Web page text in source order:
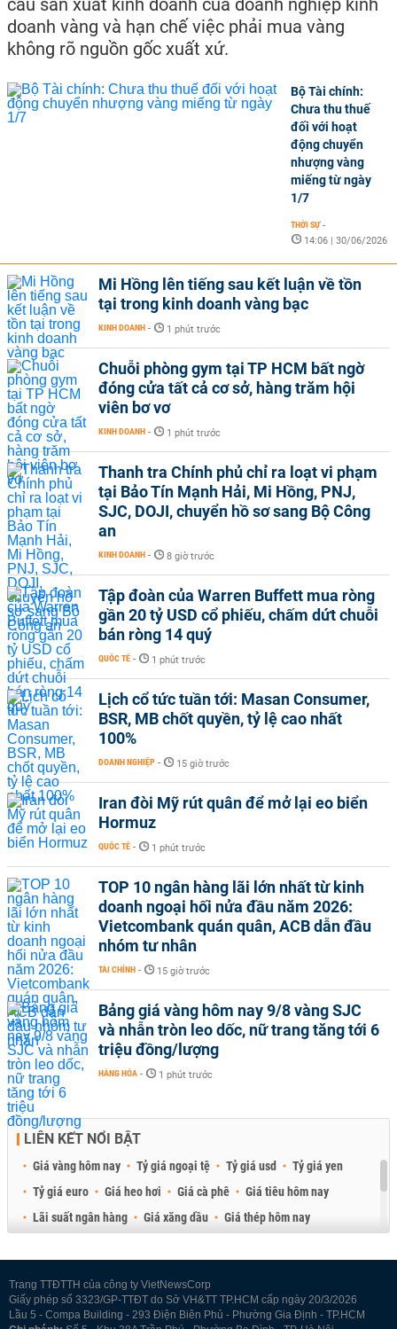
doanh vàng và hạn chế việc phải mua vàng
không rõ nguồn gốc xuất xứ.
Bộ Tài chính:
Chưa thu thuế
đối với hoạt
động chuyển
nhượng vàng
miếng từ ngày
1/7
THỜI SỰ -
14:06 | 30/06/2026
Mi Hồng lên tiếng sau kết luận về tồn
tại trong kinh doanh vàng bạc
KINH DOANH - 1 phút trước
Chuỗi phòng gym tại TP HCM bất ngờ
đóng cửa tất cả cơ sở, hàng trăm hội
viên bơ vơ
KINH DOANH - 1 phút trước
Thanh tra Chính phủ chỉ ra loạt vi phạm
tại Bảo Tín Mạnh Hải, Mi Hồng, PNJ,
SJC, DOJI, chuyển hồ sơ sang Bộ Công
an
KINH DOANH - 8 giờ trước
Tập đoàn của Warren Buffett mua ròng
gần 20 tỷ USD cổ phiếu, chấm dứt chuỗi
bán ròng 14 quý
QUỐC TẾ - 1 phút trước
Lịch cổ tức tuần tới: Masan Consumer,
BSR, MB chốt quyền, tỷ lệ cao nhất
100%
DOANH NGHIỆP - 15 giờ trước
Iran đòi Mỹ rút quân để mở lại eo biển
Hormuz
QUỐC TẾ - 1 phút trước
TOP 10 ngân hàng lãi lớn nhất từ kinh
doanh ngoại hối nửa đầu năm 2026:
Vietcombank quán quân, ACB dẫn đầu
nhóm tư nhân
TÀI CHÍNH - 15 giờ trước
Bảng giá vàng hôm nay 9/8 vàng SJC
và nhẫn tròn leo dốc, nữ trang tăng tới 6
triệu đồng/lượng
HÀNG HÓA - 1 phút trước
LIÊN KẾT NỔI BẬT
Giá vàng hôm nay Tỷ giá ngoại tệ Tỷ giá usd
Tỷ giá yen
Tỷ giá euro
Giá heo hơi Giá cà phê
Giá tiêu hôm nay
Lãi suất ngân hàng
Giá xăng dầu
Giá thép hôm nay
Trang TTĐTTH của công ty VietNewsCorp
Giấy phép số 3323/GP-TTĐT do Sở VH&TT TP.HCM cấp ngày 20/3/2026
Lầu 5 - Compa Building - 293 Điện Biên Phủ - Phường Gia Định - TP.HCM